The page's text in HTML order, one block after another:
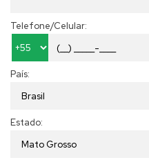
Telefone/Celular:
País:
Estado: